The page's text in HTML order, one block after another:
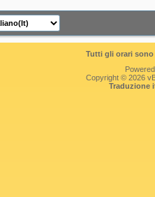
Tutti gli orari
Copyright © 2026
Traduzione